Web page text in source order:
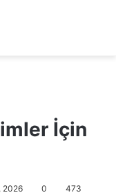
İçin
2026 0 473